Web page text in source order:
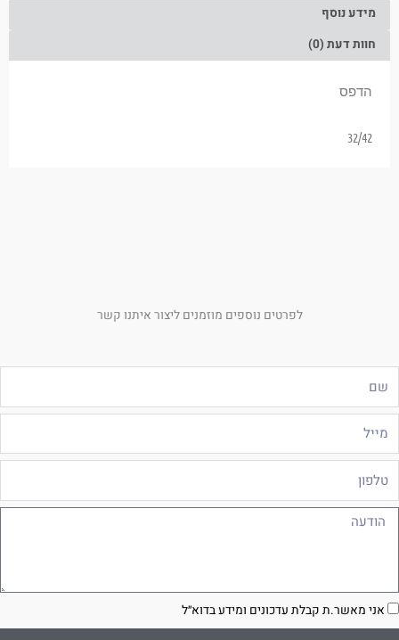
מידע נוסף
חוות דעת (0)
הדפס
32/42
לפרטים נוספים מוזמנים ליצור איתנו קשר
אני מאשר.ת קבלת עדכונים ומידע בדוא״ל